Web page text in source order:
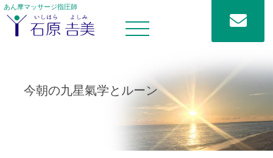
あん摩マッサージ指圧師
今朝の九星氣学とルーン